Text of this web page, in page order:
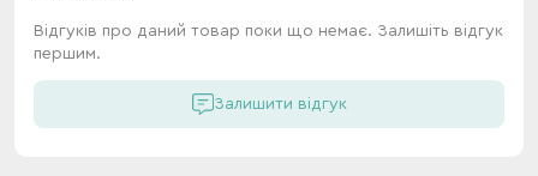
Відгуків про даний товар поки що немає. Залишіть відгук
першим.
Залишити відгук